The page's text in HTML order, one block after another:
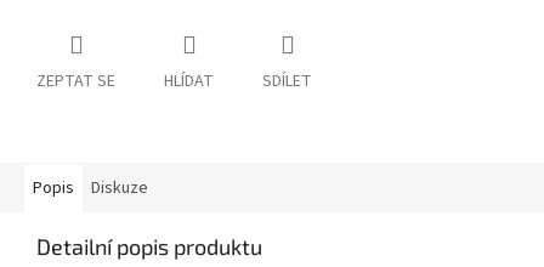
ZEPTAT SE HLÍDAT SDÍLET
Popis Diskuze
Detailní popis produktu